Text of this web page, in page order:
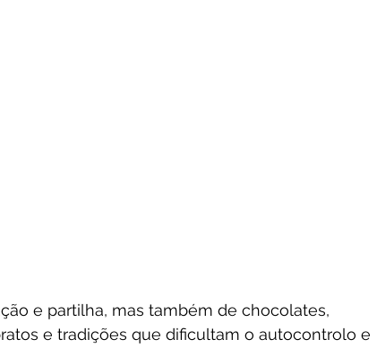
e partilha, mas também de chocolates,
e tradições que dificultam o autocontrolo e